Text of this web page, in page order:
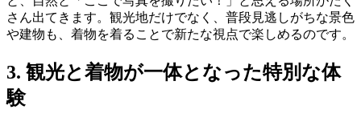
さん出てきます。観光地だけでなく、普段見逃しがちな景色
や建物も、着物を着ることで新たな視点で楽しめるのです。
3. 観光と着物が一体となった特別な体
験